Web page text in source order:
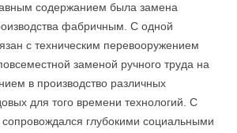
содержанием была замена
фабричным. С одной
с техническим перевооружением
заменой ручного труда на
в производство различных
для того времени технологий. С
глубокими социальными